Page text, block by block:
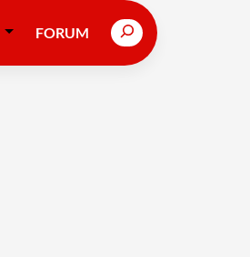
FORUM Search